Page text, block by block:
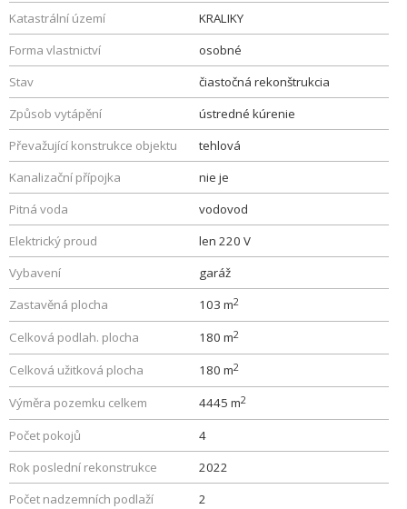
Katastrální území
KRALIKY
Forma vlastnictví
osobné
Stav
čiastočná rekonštrukcia
Způsob vytápění
ústredné kúrenie
Převažující konstrukce objektu
tehlová
Kanalizační přípojka
nie je
Pitná voda
vodovod
Elektrický proud
len 220 V
Vybavení
garáž
Zastavěná plocha
103 m2
Celková podlah. plocha 180 m2
Celková užitková plocha 180 m2
Výměra pozemku celkem 4445 m2
Počet pokojů
4
Rok poslední rekonstrukce
2022
Počet nadzemních podlaží
2